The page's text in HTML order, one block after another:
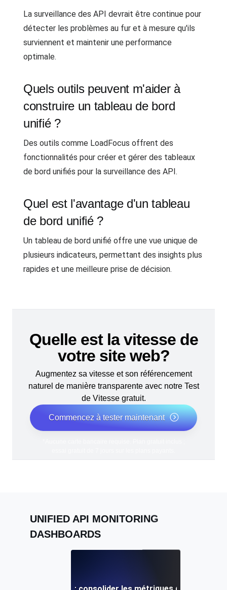
La surveillance des API devrait être continue pour
détecter les problèmes au fur et à mesure qu'ils
surviennent et maintenir une performance
optimale.
Quels outils peuvent m'aider à
construire un tableau de bord
unifié ?
Des outils comme LoadFocus offrent des
fonctionnalités pour créer et gérer des tableaux
de bord unifiés pour la surveillance des API.
Quel est l'avantage d'un tableau
de bord unifié ?
Un tableau de bord unifié offre une vue unique de
plusieurs indicateurs, permettant des insights plus
rapides et une meilleure prise de décision.
Quelle est la vitesse de
votre site web?
Augmentez sa vitesse et son référencement
naturel de manière transparente avec notre Test
de Vitesse gratuit.
Commencez à tester maintenant
UNIFIED API MONITORING
DASHBOARDS